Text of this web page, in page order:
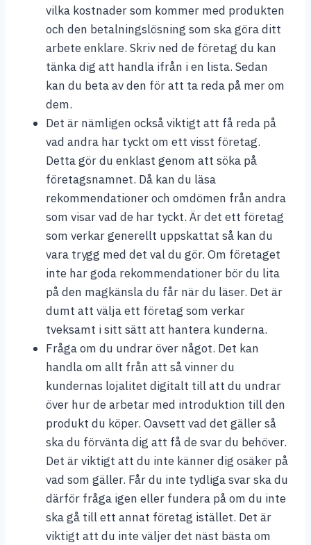
vilka kostnader som kommer med produkten
och den betalningslösning som ska göra ditt
arbete enklare. Skriv ned de företag du kan
tänka dig att handla ifrån i en lista. Sedan
kan du beta av den för att ta reda på mer om
dem.
Det är nämligen också viktigt att få reda på
vad andra har tyckt om ett visst företag.
Detta gör du enklast genom att söka på
företagsnamnet. Då kan du läsa
rekommendationer och omdömen från andra
som visar vad de har tyckt. Är det ett företag
som verkar generellt uppskattat så kan du
vara trygg med det val du gör. Om företaget
inte har goda rekommendationer bör du lita
på den magkänsla du får när du läser. Det är
dumt att välja ett företag som verkar
tveksamt i sitt sätt att hantera kunderna.
Fråga om du undrar över något. Det kan
handla om allt från att så vinner du
kundernas lojalitet digitalt till att du undrar
över hur de arbetar med introduktion till den
produkt du köper. Oavsett vad det gäller så
ska du förvänta dig att få de svar du behöver.
Det är viktigt att du inte känner dig osäker på
vad som gäller. Får du inte tydliga svar ska du
därför fråga igen eller fundera på om du inte
ska gå till ett annat företag istället. Det är
viktigt att du inte väljer det näst bästa om